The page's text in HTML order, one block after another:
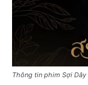
Thông tin phim Sợi Dây